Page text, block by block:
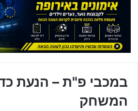
במכבי פ"ת – הנעת
המשחק